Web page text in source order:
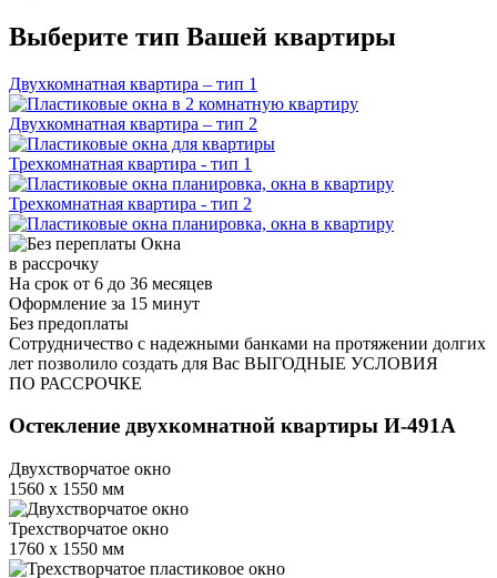
Выберите тип Вашей квартиры
Двухкомнатная квартира – тип 1
Двухкомнатная квартира – тип 2
Трехкомнатная квартира - тип 1
Трехкомнатная квартира - тип 2
Окна
в рассрочку
На срок от 6 до 36 месяцев
Оформление за 15 минут
Без предоплаты
Сотрудничество с надежными банками на протяжении долгих
лет позволило создать для Вас ВЫГОДНЫЕ УСЛОВИЯ
ПО РАССРОЧКЕ
Остекление двухкомнатной квартиры И-491А
Двухстворчатое окно
1560 х 1550 мм
Трехстворчатое окно
1760 х 1550 мм